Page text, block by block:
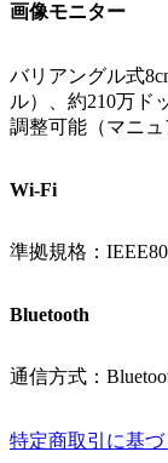
画像モニター
バリアングル式
ル）、約210万ド
調整可能（マニ
Wi-Fi
準拠規格：
Bluetooth
通信方式：
特定商取引に基